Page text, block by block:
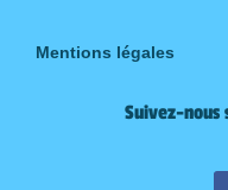
Mentions légales
Suivez-nous